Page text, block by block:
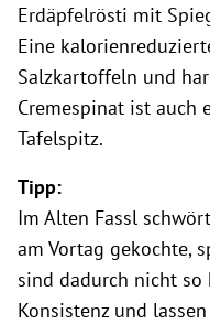
Erdäpfelrösti mit
Eine
Salzkartoffeln und
Cremespinat ist auch
Tafelspitz.
Tipp:
Im Alten Fassl
am Vortag gekochte,
sind dadurch nicht so
Konsistenz und